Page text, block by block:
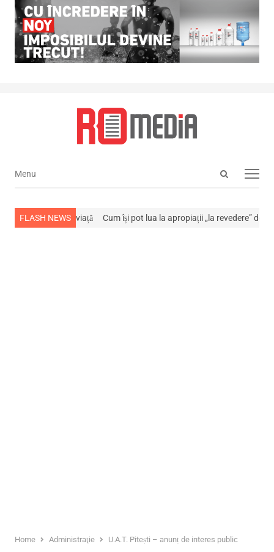
Open
Menu
Menu
FLASH NEWS
s-a stins din viață Cum își pot lua la apropiații „la revedere” de la…
Home Administraţie U.A.T. Pitești – anunț de interes public